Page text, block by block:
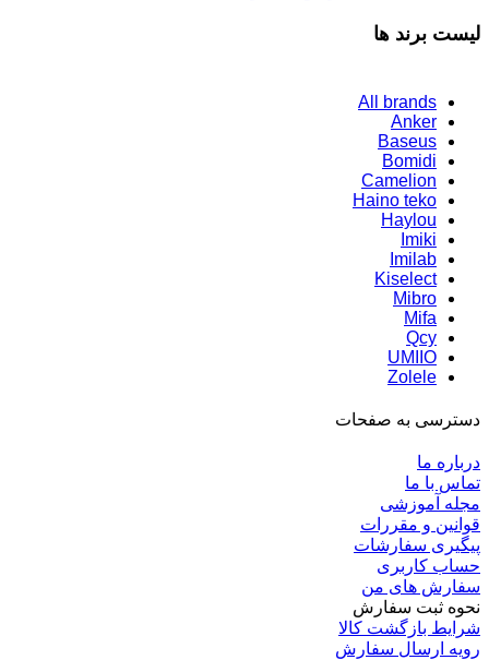
لیست برند ها
All brands
Anker
Baseus
Bomidi
Camelion
Haino teko
Haylou
Imiki
Imilab
Kiselect
Mibro
Mifa
Qcy
UMIIO
Zolele
دسترسی به صفحات
درباره ما
تماس با ما
مجله آموزشی
قوانین و مقررات
پیگیری سفارشات
حساب کاربری
سفارش های من
نحوه ثبت سفارش
شرایط بازگشت کالا
رویه ارسال سفارش